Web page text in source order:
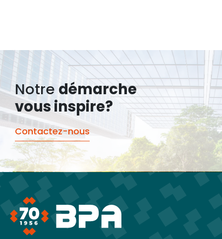
Notre démarche
vous inspire?
Contactez-nous